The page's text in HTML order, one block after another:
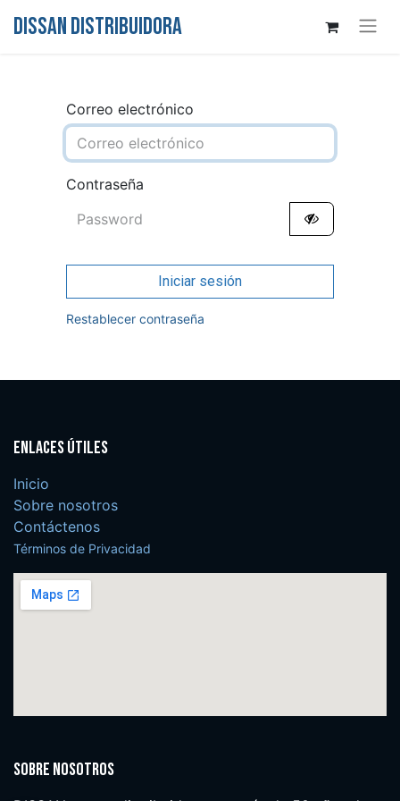
DISSAN DISTRIBUIDORA
Correo electrónico
Contraseña
Iniciar sesión
Restablecer contraseña
Enlaces útiles
Inicio
Sobre nosotros
Contáctenos
Términos de Privacidad
Sobre nosotros